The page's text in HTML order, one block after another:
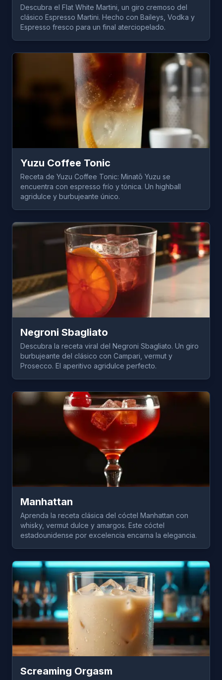
Descubra el Flat White Martini, un giro cremoso del
clásico Espresso Martini. Hecho con Baileys, Vodka y
Espresso fresco para un final aterciopelado.
Yuzu Coffee Tonic
Receta de Yuzu Coffee Tonic: Minatō Yuzu se
encuentra con espresso frío y tónica. Un highball
agridulce y burbujeante único.
Negroni Sbagliato
Descubra la receta viral del Negroni Sbagliato. Un giro
burbujeante del clásico con Campari, vermut y
Prosecco. El aperitivo agridulce perfecto.
Manhattan
Aprenda la receta clásica del cóctel Manhattan con
whisky, vermut dulce y amargos. Este cóctel
estadounidense por excelencia encarna la elegancia.
Screaming Orgasm